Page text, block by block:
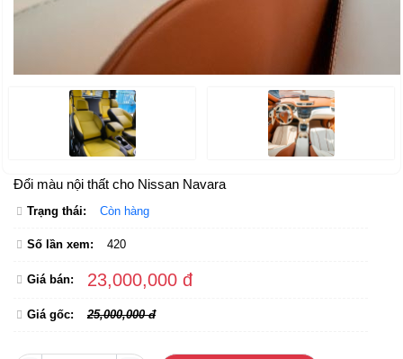
Đổi màu nội thất cho Nissan Navara
Trạng thái: Còn hàng
Số lần xem: 420
Giá bán: 23,000,000 đ
Giá gốc: 25,000,000 đ